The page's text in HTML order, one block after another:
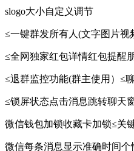
slogo大小自定义调节
≤一键群发所有人(文字图片视
≤全网独家红包详情红包提醒
≤退群监控功能(群主使用）≤
≤锁屏状态点击消息跳转聊天
微信钱包加锁收藏卡加锁≤关
微信每条消息显示准确时间个